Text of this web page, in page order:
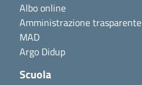
Albo online
Amministrazione trasparente
MAD
Argo Didup
Scuola